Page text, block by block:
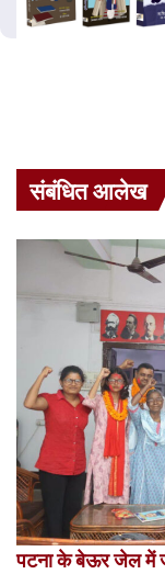
संबंधित आलेख
पटना के बेऊर जेल में